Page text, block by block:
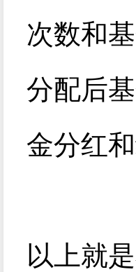
次数和
分配后
金分红
以上就